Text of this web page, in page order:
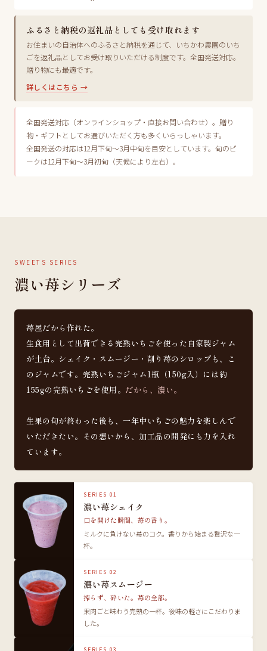
ふるさと納税の返礼品としても受け取れます
お住まいの自治体へのふるさと納税を通じて、いちかわ農園のいち
ごを返礼品としてお受け取りいただける制度です。全国発送対応。
贈り物にも最適です。
詳しくはこちら →
全国発送対応（オンラインショップ・直接お問い合わせ）。贈り
物・ギフトとしてお選びいただく方も多くいらっしゃいます。
全国発送の対応は12月下旬〜3月中旬を目安としています。旬のピ
ークは12月下旬〜3月初旬（天候により左右）。
SWEETS SERIES
濃い苺シリーズ
苺屋だから作れた。
生食用として出荷できる完熟いちごを使った自家製ジャム
が土台。シェイク・スムージー・削り苺のシロップも、こ
のジャムです。完熟いちごジャム1瓶（150g入）には約
155gの完熟いちごを使用。 だから、濃い。
生果の旬が終わった後も、一年中いちごの魅力を楽しんで
いただきたい。その想いから、加工品の開発にも力を入れ
ています。
SERIES 01
濃い苺シェイク
口を開けた瞬間、苺の香り。
ミルクに負けない苺のコク。香りから始まる贅沢な一
杯。
SERIES 02
濃い苺スムージー
搾らず、砕いた。苺の全部。
果肉ごと味わう完熟の一杯。後味の軽さにこだわりま
した。